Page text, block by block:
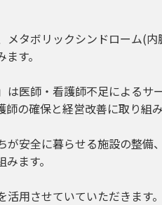
タボリックシンドローム(
す。
医師・看護師不足によるサ
の確保と経営改善に取り組み
安全に暮らせる施設の整備
ます。
用させていていただきます。